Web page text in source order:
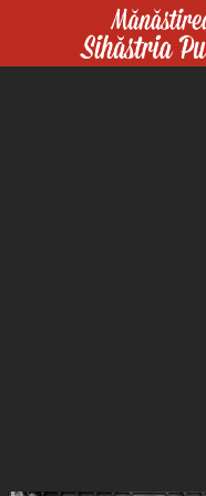
Mergi la conţinutul principal